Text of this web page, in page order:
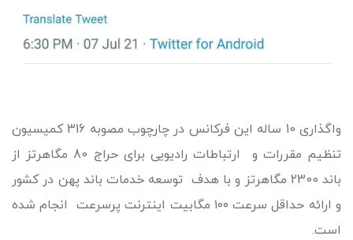
واگذاری 10 ساله این فرکانس در چارچوب مصوبه 316 کمیسیون
تنظیم مقررات و ارتباطات رادیویی برای حراج 80 مگاهرتز از
باند 2300 مگاهرتز و با هدف توسعه خدمات باند پهن در کشور
و ارائه حداقل سرعت ۱۰۰ مگابیت اینترنت پرسرعت انجام شده
است.